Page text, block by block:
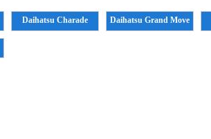
Daihatsu Charade Daihatsu Grand Move